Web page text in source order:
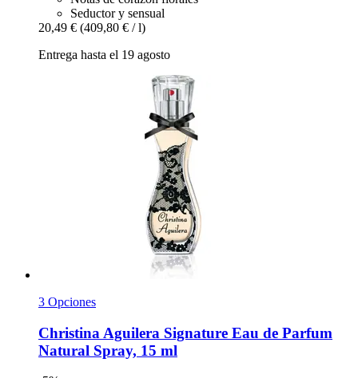
Seductor y sensual
20,49 € (409,80 € / l)
Entrega hasta el 19 agosto
3 Opciones
Christina Aguilera Signature Eau de Parfum
Natural Spray, 15 ml